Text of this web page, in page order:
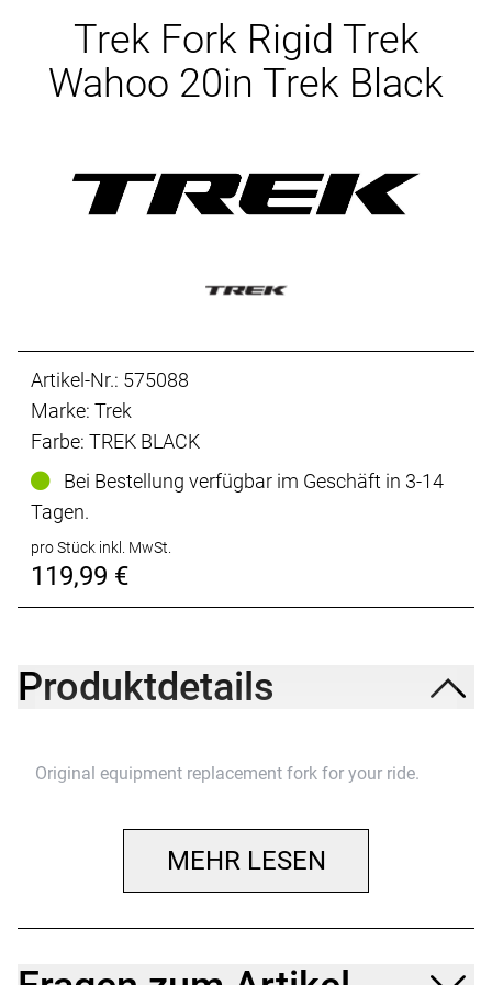
Trek Fork Rigid Trek
Wahoo 20in Trek Black
Artikel-Nr.: 575088
Marke: Trek
Farbe: TREK BLACK
Bei Bestellung verfügbar im Geschäft in 3-14
Tagen.
pro Stück inkl. MwSt.
119,99 €
Produktdetails
Original equipment replacement fork for your ride.
MEHR LESEN